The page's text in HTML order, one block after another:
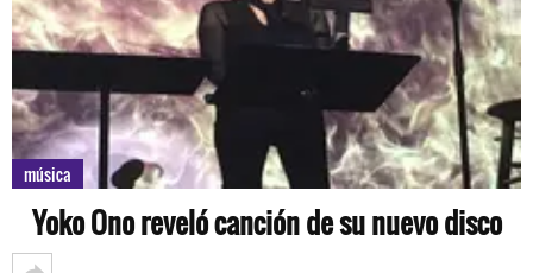
música
Yoko Ono reveló canción de su nuevo disco